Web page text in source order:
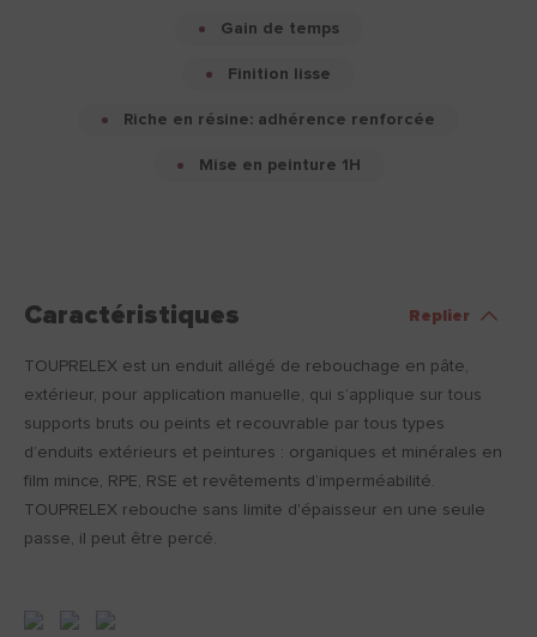
Gain de temps
Finition lisse
Riche en résine: adhérence renforcée
Mise en peinture 1H
Caractéristiques Replier
TOUPRELEX est un enduit allégé de rebouchage en pâte,
extérieur, pour application manuelle, qui s’applique sur tous
supports bruts ou peints et recouvrable par tous types
d’enduits extérieurs et peintures : organiques et minérales en
film mince, RPE, RSE et revêtements d’imperméabilité.
TOUPRELEX rebouche sans limite d'épaisseur en une seule
passe, il peut être percé.